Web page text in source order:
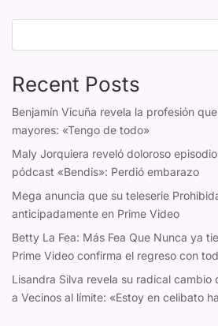
Recent Posts
Benjamín Vicuña revela la profesión
mayores: «Tengo de todo»
Maly Jorquiera reveló doloroso
pódcast «Bendis»: Perdió embarazo
Mega anuncia que su teleserie
anticipadamente en Prime Video
Betty La Fea: Más Fea Que Nunca ya
Prime Video confirma el regreso con
Lisandra Silva revela su radical
a Vecinos al límite: «Estoy en celibato